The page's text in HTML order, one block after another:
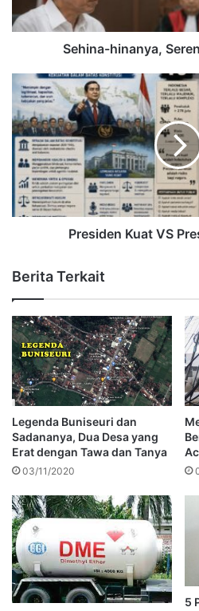
Sehina-hinanya,
Presiden Kuat VS
Berita Terkait
Legenda Buniseuri dan
Sadananya, Dua Desa yang
Erat dengan Tawa dan Tanya
03/11/2020
5